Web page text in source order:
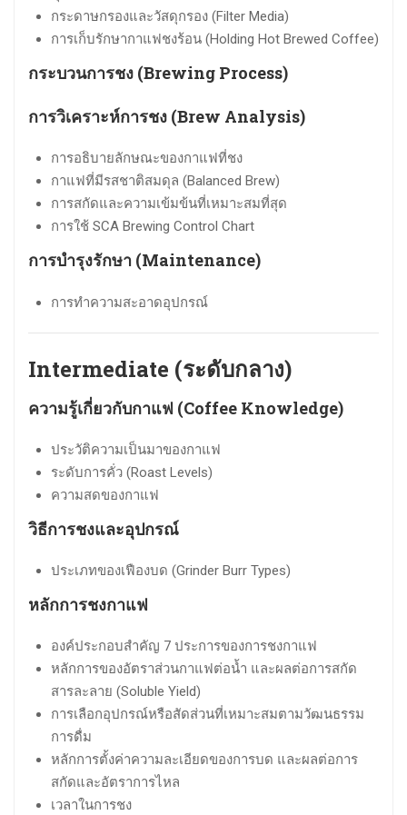
กระดาษกรองและวัสดุกรอง (Filter Media)
การเก็บรักษากาแฟชงร้อน (Holding Hot Brewed Coffee)
กระบวนการชง (Brewing Process)
การวิเคราะห์การชง (Brew Analysis)
การอธิบายลักษณะของกาแฟที่ชง
กาแฟที่มีรสชาติสมดุล (Balanced Brew)
การสกัดและความเข้มข้นที่เหมาะสมที่สุด
การใช้ SCA Brewing Control Chart
การบำรุงรักษา (Maintenance)
การทำความสะอาดอุปกรณ์
Intermediate (ระดับกลาง)
ความรู้เกี่ยวกับกาแฟ (Coffee Knowledge)
ประวัติความเป็นมาของกาแฟ
ระดับการคั่ว (Roast Levels)
ความสดของกาแฟ
วิธีการชงและอุปกรณ์
ประเภทของเฟืองบด (Grinder Burr Types)
หลักการชงกาแฟ
องค์ประกอบสำคัญ 7 ประการของการชงกาแฟ
หลักการของอัตราส่วนกาแฟต่อน้ำ และผลต่อการสกัด
สารละลาย (Soluble Yield)
การเลือกอุปกรณ์หรือสัดส่วนที่เหมาะสมตามวัฒนธรรม
การดื่ม
หลักการตั้งค่าความละเอียดของการบด และผลต่อการ
สกัดและอัตราการไหล
เวลาในการชง